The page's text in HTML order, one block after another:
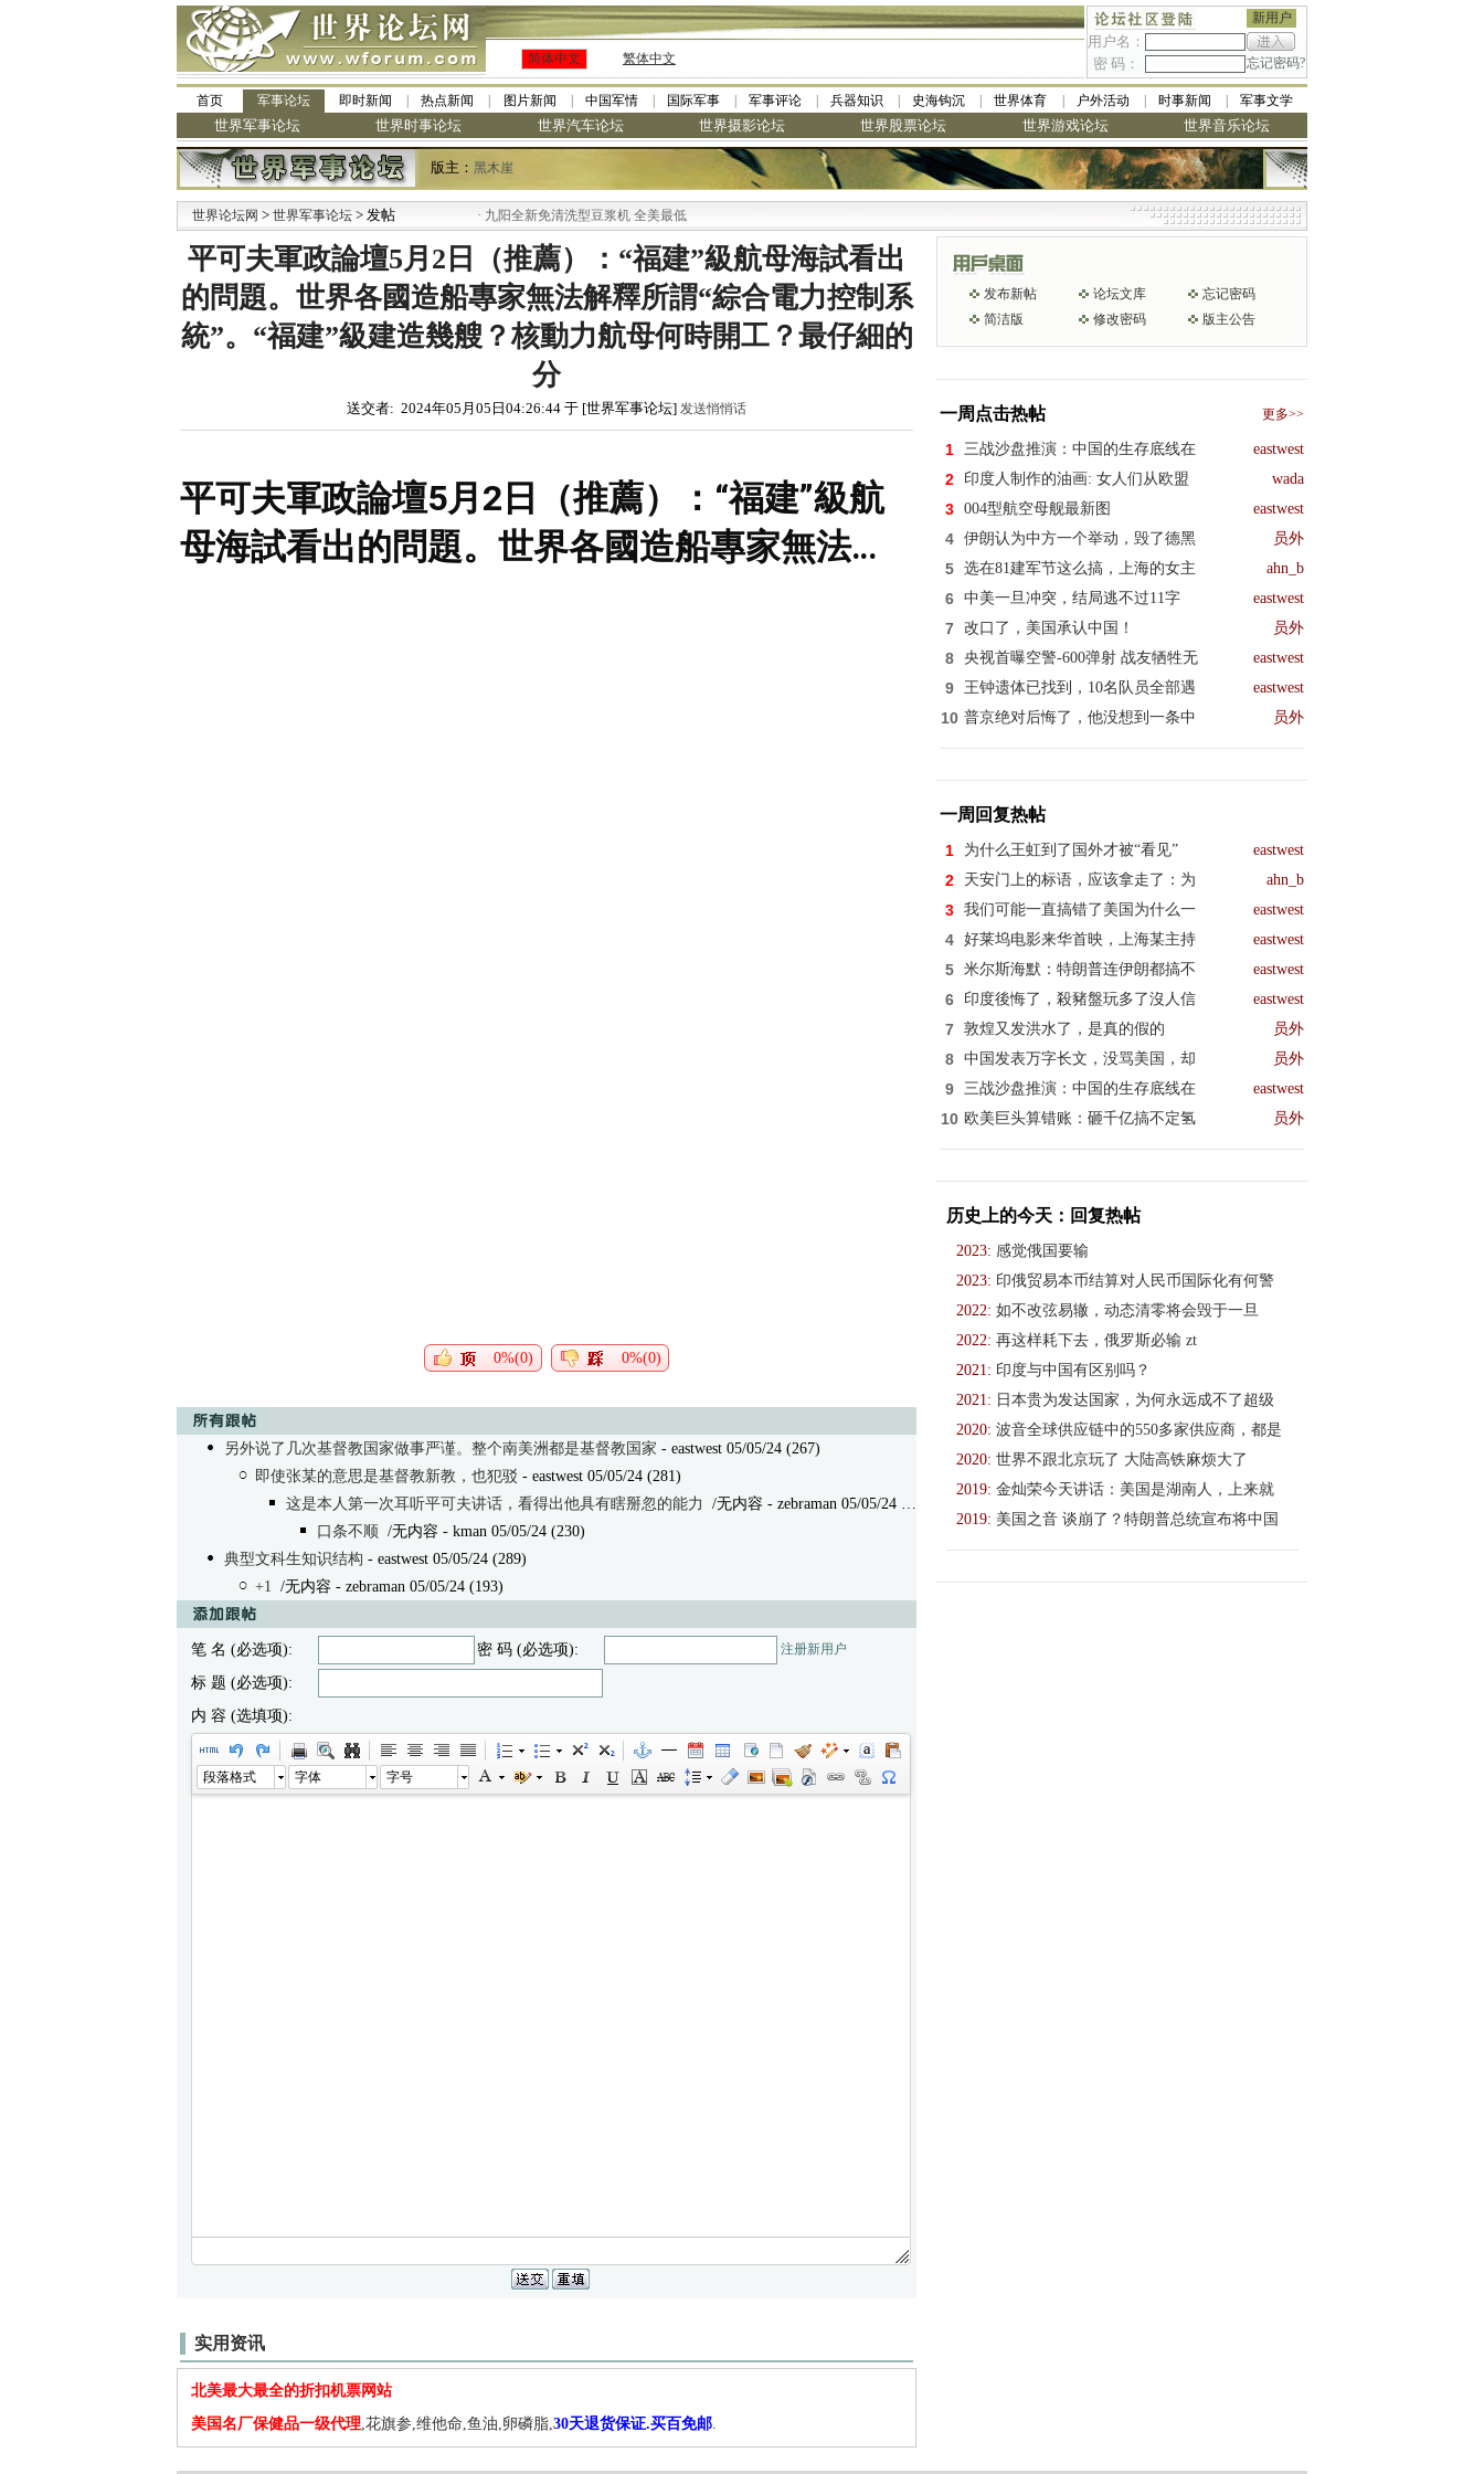
新用户
用户名：
密 码：
忘记密码?
简体中文 繁体中文
首页 军事论坛 即时新闻 热点新闻 图片新闻 中国军情 国际军事 军事评论 兵器知识 史海钩沉 世界体育 户外活动 时事新闻 军事文学
世界军事论坛 世界时事论坛 世界汽车论坛 世界摄影论坛 世界股票论坛 世界游戏论坛 世界音乐论坛
版主： 黑木崖
世界论坛网 > 世界军事论坛 > 发帖 九阳全新免清洗型豆浆机 全美最低
平可夫軍政論壇5月2日（推薦）：“福建”級航母海試看出
的問題。世界各國造船專家無法解釋所謂“綜合電力控制系
統”。“福建”級建造幾艘？核動力航母何時開工？最仔細的
分
送交者: 2024年05月05日04:26:44 于 [世界军事论坛] 发送悄悄话
平可夫軍政論壇5月2日（推薦）：“福建”級航
母海試看出的問題。世界各國造船專家無法解
0%(0) 0%(0)
另外说了几次基督教国家做事严谨。整个南美洲都是基督教国家 - eastwest 05/05/24 (267)
即使张某的意思是基督教新教，也犯驳 - eastwest 05/05/24 (281)
这是本人第一次耳听平可夫讲话，看得出他具有瞎掰忽的能力
/无内容 - zebraman 05/05/24 (333)
口条不顺 /无内容 - kman 05/05/24 (230)
典型文科生知识结构 - eastwest 05/05/24 (289)
+1 /无内容 - zebraman 05/05/24 (193)
笔 名 (必选项): 密 码 (必选项): 注册新用户
标 题 (必选项):
内 容 (选填项):
段落格式 字体 字号
实用资讯
北美最大最全的折扣机票网站
美国名厂保健品一级代理,花旗参,维他命,鱼油,卵磷脂,30天退货保证.买百免邮.
发布新帖 论坛文库
忘记密码
简洁版
修改密码 版主公告
一周点击热帖 更多>>
1 三战沙盘推演：中国的生存底线在 eastwest
2 印度人制作的油画: 女人们从欧盟 wada
3 004型航空母舰最新图 eastwest
4 伊朗认为中方一个举动，毁了德黑 员外
5 选在81建军节这么搞，上海的女主 ahn_b
6 中美一旦冲突，结局逃不过11字 eastwest
7 改口了，美国承认中国！ 员外
8 央视首曝空警-600弹射 战友牺牲无 eastwest
9 王钟遗体已找到，10名队员全部遇 eastwest
10 普京绝对后悔了，他没想到一条中 员外
一周回复热帖
1 为什么王虹到了国外才被“看见” eastwest
2 天安门上的标语，应该拿走了：为 ahn_b
3 我们可能一直搞错了美国为什么一 eastwest
4 好莱坞电影来华首映，上海某主持 eastwest
5 米尔斯海默：特朗普连伊朗都搞不 eastwest
6 印度後悔了，殺豬盤玩多了沒人信 eastwest
7 敦煌又发洪水了，是真的假的 员外
8 中国发表万字长文，没骂美国，却 员外
9 三战沙盘推演：中国的生存底线在 eastwest
10 欧美巨头算错账：砸千亿搞不定氢 员外
历史上的今天：回复热帖
2023: 感觉俄国要输
2023: 印俄贸易本币结算对人民币国际化有何警
2022: 如不改弦易辙，动态清零将会毁于一旦
2022: 再这样耗下去，俄罗斯必输 zt
2021: 印度与中国有区别吗？
2021: 日本贵为发达国家，为何永远成不了超级
2020: 波音全球供应链中的550多家供应商，都是
2020: 世界不跟北京玩了 大陆高铁麻烦大了
2019: 金灿荣今天讲话：美国是湖南人，上来就
2019: 美国之音 谈崩了？特朗普总统宣布将中国